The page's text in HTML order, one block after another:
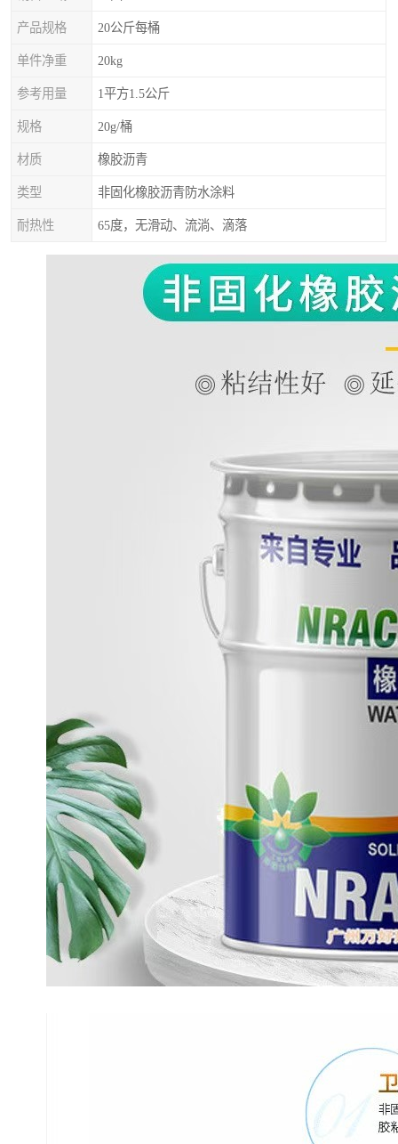
产品规格 20公斤每桶
单件净重 20kg
参考用量 1平方1.5公斤
规格 20g/桶
材质 橡胶沥青
类型 非固化橡胶沥青防水涂料
耐热性 65度，无滑动、流淌、滴落